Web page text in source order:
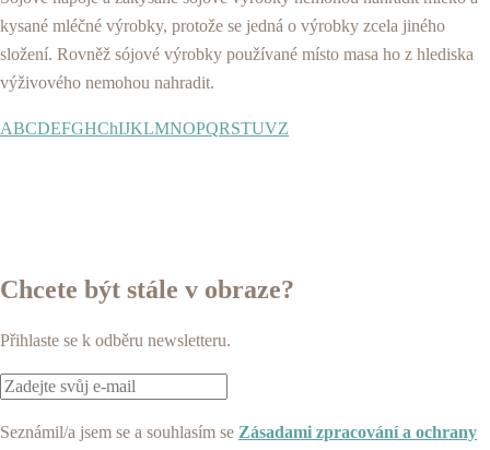
kysané mléčné výrobky, protože se jedná o výrobky zcela jiného
složení. Rovněž sójové výrobky používané místo masa ho z hlediska
výživového nemohou nahradit.
ABCDEFGHChIJKLMNOPQRSTUVZ
Chcete být stále v obraze?
Přihlaste se k odběru newsletteru.
Seznámil/a jsem se a souhlasím se Zásadami zpracování a ochrany